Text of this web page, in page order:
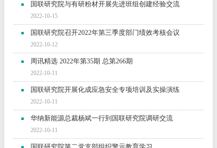
国联研究院与有研粉材开展先进班组创建经验交流
2022-10-15
国联研究院召开2022年第三季度部门绩效考核会议
2022-10-12
周讯精选 2022年第35期 总第266期
2022-10-11
国联研究院开展化成应急安全专项培训及实操演练
2022-10-11
华纳新能源总裁杨斌一行到国联研究院调研交流
2022-10-11